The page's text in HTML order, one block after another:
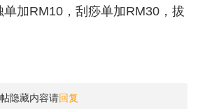
加RM10，刮痧单加RM30，拔
隐藏内容请回复